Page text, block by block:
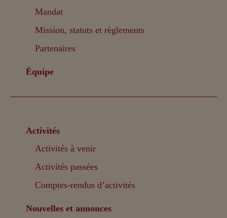
Mandat
Mission, statuts et règlements
Partenaires
Équipe
Activités
Activités à venir
Activités passées
Comptes-rendus d’activités
Nouvelles et annonces